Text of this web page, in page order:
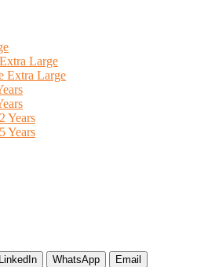
Large
Extra Large
Years
Years
LinkedIn WhatsApp
Email